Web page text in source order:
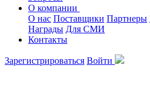
О компании
О нас Поставщики Партнеры
Награды Для СМИ
Контакты
Зарегистрироваться Войти